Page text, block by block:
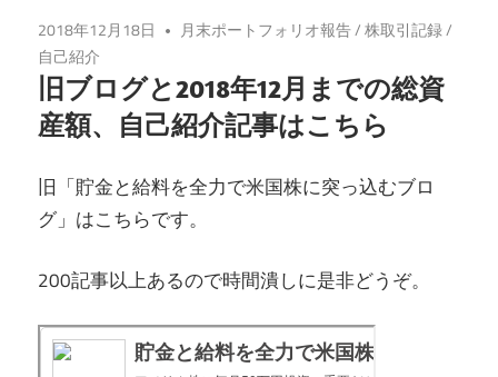
2018年12月18日 月末ポートフォリオ報告/株取引記録/
自己紹介
旧ブログと2018年12月までの総資
産額、自己紹介記事はこちら
旧「貯金と給料を全力で米国株に突っ込むブロ
グ」はこちらです。
200記事以上あるので時間潰しに是非どうぞ。